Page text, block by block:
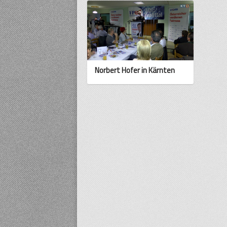
Norbert Hofer in Kärnten